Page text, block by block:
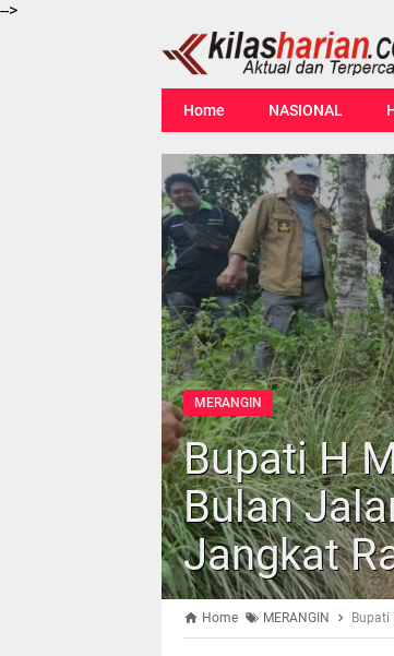
-->
Home NASIONAL
MERANGIN
Bupati H
Bulan
Jangkat
Home MERANGIN